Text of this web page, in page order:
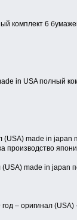
комплект 6
in USA полный
made in
производство
made in japan
– оригинал